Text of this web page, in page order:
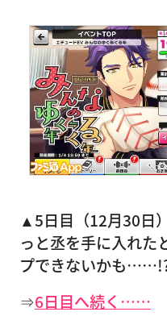
▲5日目（12月30日
っと丞を手に入れた
プできないかも
⇒6日目へ続く……